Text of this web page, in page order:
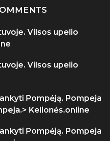
Vilsos upelio
Vilsos upelio
Pompėją. Pompeja
Kelionės.online
Pompėją. Pompeja